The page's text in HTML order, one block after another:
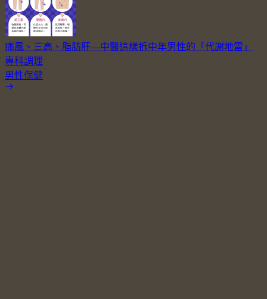
痛風、三高、脂肪肝—中醫這樣拆中年男性的「代謝地雷」
專科調理
男性保健